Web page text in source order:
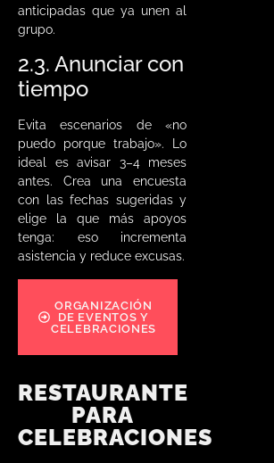
anticipadas que ya unen al
grupo.
2.3. Anunciar con
tiempo
Evita escenarios de «no
puedo porque trabajo». Lo
ideal es avisar 3–4 meses
antes. Crea una encuesta
con las fechas sugeridas y
elige la que más apoyos
tenga: eso incrementa
asistencia y reduce excusas.
ORGANIZACIÓN
DE EVENTOS Y
CELEBRACIONES
RESTAURANTE
PARA
CELEBRACIONES